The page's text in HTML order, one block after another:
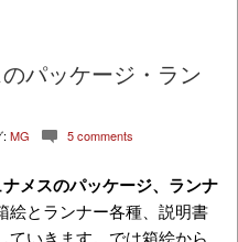
パッケージ・ラン
: MG c 5 comments
メスのパッケージ、ランナ
絵とランナー各種、説明書
ていきます。では箱絵から